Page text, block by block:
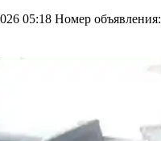
05:18 Номер объявления: